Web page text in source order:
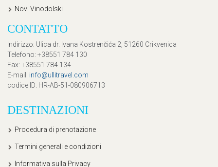
Novi Vinodolski
CONTATTO
Indirizzo: Ulica dr. Ivana Kostrenčića 2, 51260 Crikvenica
Telefono: +38551 784 130
Fax: +38551 784 134
E-mail : info@ullitravel.com
codice ID: HR-AB-51-080906713
DESTINAZIONI
Procedura di prenotazione
Termini generali e condizioni
Informativa sulla Privacy